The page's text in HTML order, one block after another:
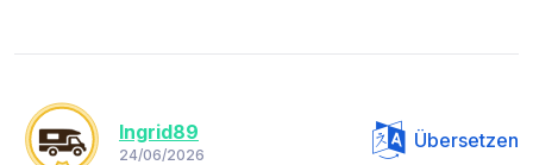
Ingrid89
24/06/2026
Übersetzen